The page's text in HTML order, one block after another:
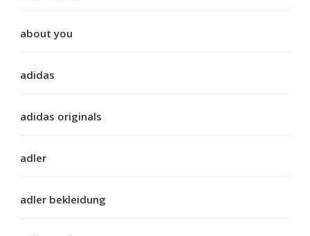
about you
adidas
adidas originals
adler
adler bekleidung